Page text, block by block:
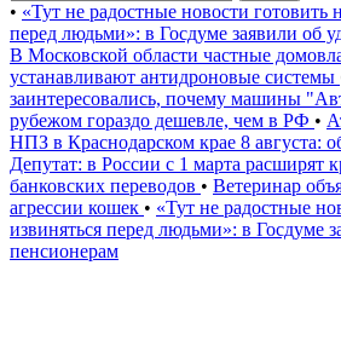
• «Тут не радостные новости готовить
перед людьми»: в Госдуме заявили об
В Московской области частные
устанавливают антидроновые системы
заинтересовались, почему машины
рубежом гораздо дешевле, чем в РФ •
НПЗ в Краснодарском крае 8 августа:
Депутат: в России с 1 марта расширят
банковских переводов • Ветеринар
агрессии кошек • «Тут не радостные
извиняться перед людьми»: в Госдуме
пенсионерам